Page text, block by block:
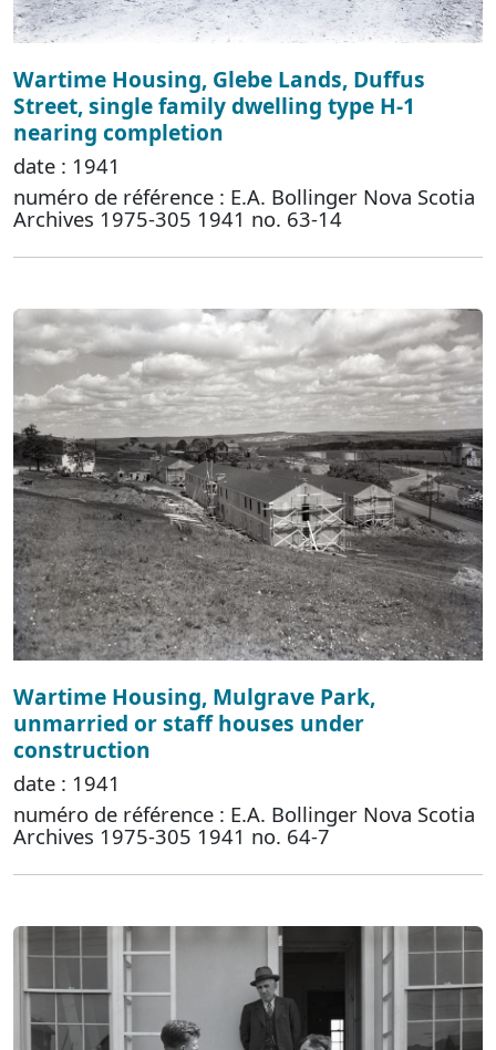
Wartime Housing, Glebe Lands, Duffus
Street, single family dwelling type H-1
nearing completion
date : 1941
numéro de référence : E.A. Bollinger Nova Scotia
Archives 1975-305 1941 no. 63-14
Wartime Housing, Mulgrave Park,
unmarried or staff houses under
construction
date : 1941
numéro de référence : E.A. Bollinger Nova Scotia
Archives 1975-305 1941 no. 64-7